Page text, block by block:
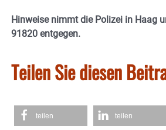
Hinweise nimmt die Polizei in Haag
91820 entgegen.
Teilen Sie diesen
teilen teilen